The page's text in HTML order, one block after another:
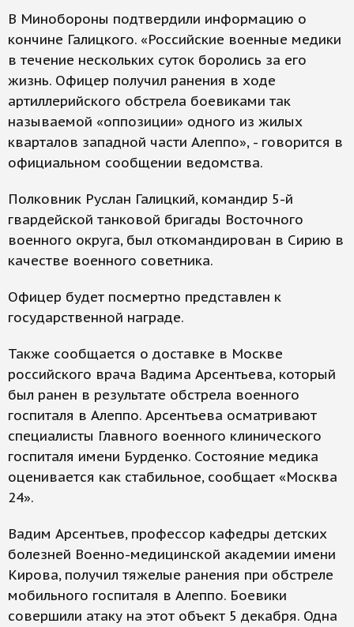
В Минобороны подтвердили информацию о
кончине Галицкого. «Российские военные медики
в течение нескольких суток боролись за его
жизнь. Офицер получил ранения в ходе
артиллерийского обстрела боевиками так
называемой «оппозиции» одного из жилых
кварталов западной части Алеппо», - говорится в
официальном сообщении ведомства.
Полковник Руслан Галицкий, командир 5-й
гвардейской танковой бригады Восточного
военного округа, был откомандирован в Сирию в
качестве военного советника.
Офицер будет посмертно представлен к
государственной награде.
Также сообщается о доставке в Москве
российского врача Вадима Арсентьева, который
был ранен в результате обстрела военного
госпиталя в Алеппо. Арсентьева осматривают
специалисты Главного военного клинического
госпиталя имени Бурденко. Состояние медика
оценивается как стабильное, сообщает «Москва
24».
Вадим Арсентьев, профессор кафедры детских
болезней Военно-медицинской академии имени
Кирова, получил тяжелые ранения при обстреле
мобильного госпиталя в Алеппо. Боевики
совершили атаку на этот объект 5 декабря. Одна